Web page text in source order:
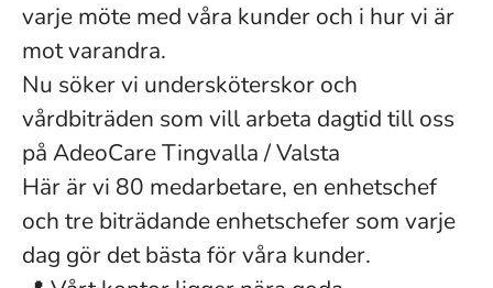
varje möte med våra kunder och i hur vi är
mot varandra.
Nu söker vi undersköterskor och
vårdbiträden som vill arbeta dagtid till oss
på AdeoCare Tingvalla / Valsta
Här är vi 80 medarbetare, en enhetschef
och tre biträdande enhetschefer som varje
dag gör det bästa för våra kunder.